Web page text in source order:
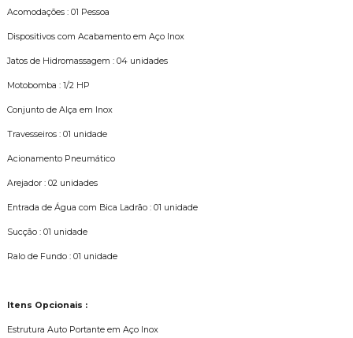
Acomodações : 01 Pessoa
Dispositivos com Acabamento em Aço Inox
Jatos de Hidromassagem : 04 unidades
Motobomba : 1/2 HP
Conjunto de Alça em Inox
Travesseiros : 01 unidade
Acionamento Pneumático
Arejador : 02 unidades
Entrada de Água com Bica Ladrão : 01 unidade
Sucção : 01 unidade
Ralo de Fundo : 01 unidade
Itens Opcionais :
Estrutura Auto Portante em Aço Inox